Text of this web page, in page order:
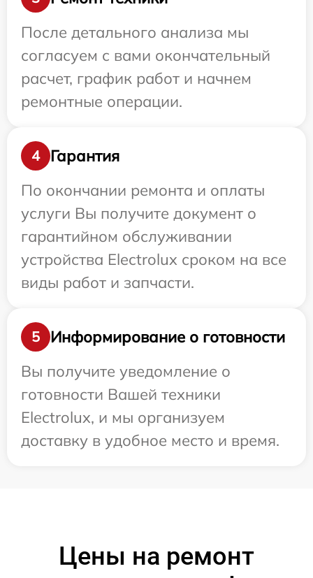
После детального анализа мы
согласуем с вами окончательный
расчет, график работ и начнем
ремонтные операции.
4
Гарантия
По окончании ремонта и оплаты
услуги Вы получите документ о
гарантийном обслуживании
устройства Electrolux сроком на все
виды работ и запчасти.
5
Информирование о готовности
Вы получите уведомление о
готовности Вашей техники
Electrolux, и мы организуем
доставку в удобное место и время.
Цены на ремонт